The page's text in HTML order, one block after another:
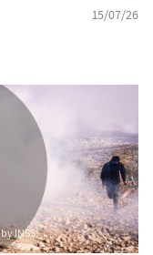
15/07/26
INSS)